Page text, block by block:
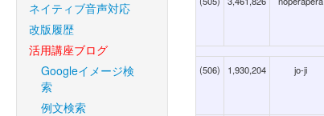
ネイティブ音声対応
改版履歴
活用講座ブログ
Googleイメージ検
索
例文検索
(506) 1,930,204 jo-ji